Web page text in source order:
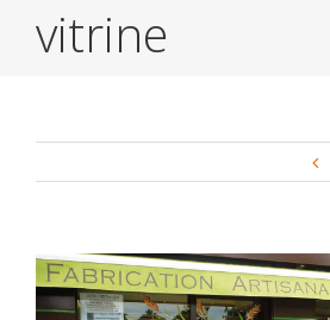
vitrine